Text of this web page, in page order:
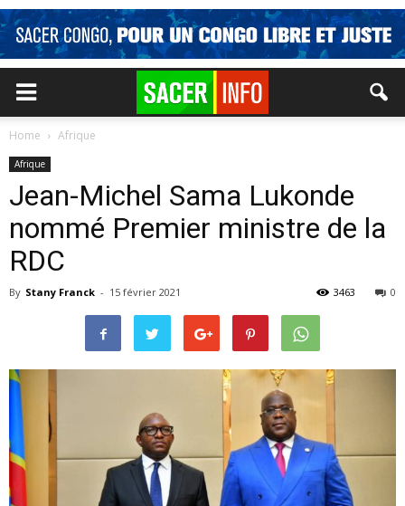
Home Afrique
Afrique
Jean-Michel Sama Lukonde
nommé Premier ministre de la
RDC
By Stany Franck - 15 février 2021 0
3463